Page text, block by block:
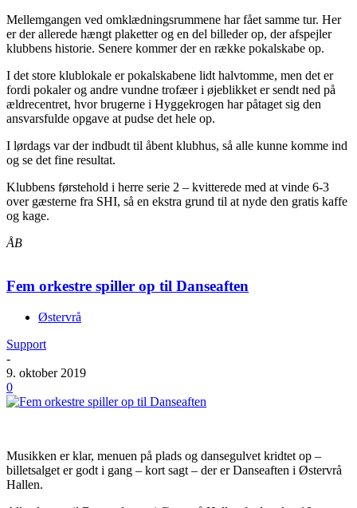
Mellemgangen ved omklædningsrummene har fået samme tur. Her
er der allerede hængt plaketter og en del billeder op, der afspejler
klubbens historie. Senere kommer der en række pokalskabe op.
I det store klublokale er pokalskabene lidt halvtomme, men det er
fordi pokaler og andre vundne trofæer i øjeblikket er sendt ned på
ældrecentret, hvor brugerne i Hyggekrogen har påtaget sig den
ansvarsfulde opgave at pudse det hele op.
I lørdags var der indbudt til åbent klubhus, så alle kunne komme ind
og se det fine resultat.
Klubbens førstehold i herre serie 2 – kvitterede med at vinde 6-3
over gæsterne fra SHI, så en ekstra grund til at nyde den gratis kaffe
og kage.
ÅB
Fem orkestre spiller op til Danseaften
Østervrå
Support
-
9. oktober 2019
0
Musikken er klar, menuen på plads og dansegulvet kridtet op –
billetsalget er godt i gang – kort sagt – der er Danseaften i Østervrå
Hallen.